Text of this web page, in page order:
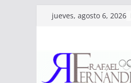
Saltarjueves, agosto 6, 2026